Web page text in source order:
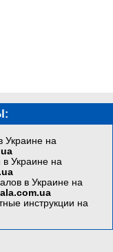
Украине на
в Украине на
в Украине на
инструкции на